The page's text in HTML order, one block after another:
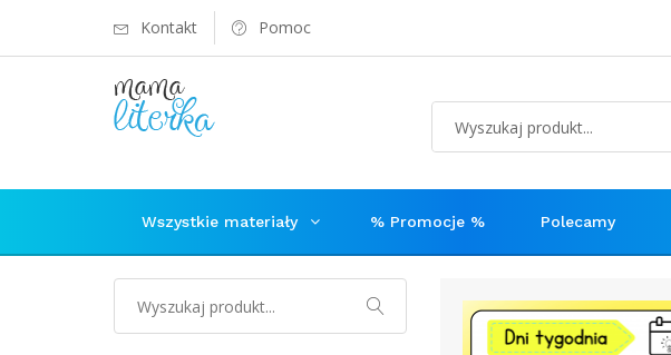
Kontakt Pomoc
Wszystkie materiały % Promocje % Polecamy